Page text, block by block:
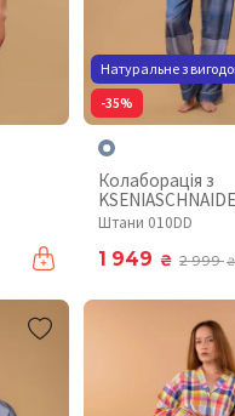
Натуральне з
-35%
Колаборація з
Штани 010DD
1 949 ₴ 2 999₴